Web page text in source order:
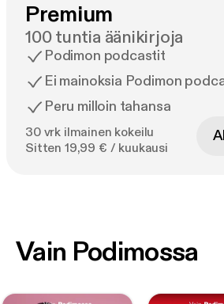
Premium
100 tuntia äänikirjoja
Podimon podcastit
Ei mainoksia Podimon
Peru milloin tahansa
30 vrk ilmainen kokeilu
Sitten 19,99 € / kuukausi
Vain Podimossa